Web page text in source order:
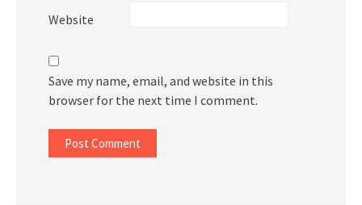
Website
Save my name, email, and website in this
browser for the next time I comment.